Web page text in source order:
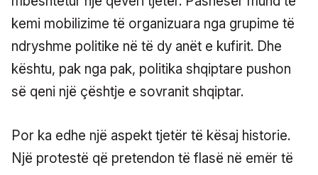
kemi mobilizime të organizuara nga grupime të
ndryshme politike në të dy anët e kufirit. Dhe
kështu, pak nga pak, politika shqiptare pushon
së qeni një çështje e sovranit shqiptar.
Por ka edhe një aspekt tjetër të kësaj historie.
Një protestë që pretendon të flasë në emër të